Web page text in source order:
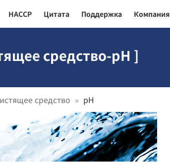
HACCP Цитата Поддержка Компания
средство-pH ]
средство pH